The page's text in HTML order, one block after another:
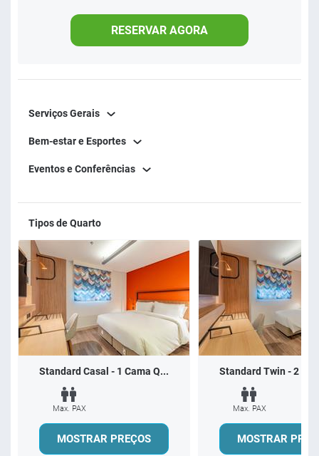
RESERVAR AGORA
Serviços Gerais
Bem-estar e Esportes
Eventos e Conferências
Tipos de Quarto
Standard Casal - 1 Cama Q...
Max. PAX
MOSTRAR PREÇOS
Standard Twin - 2
Max. PAX
MOSTRAR